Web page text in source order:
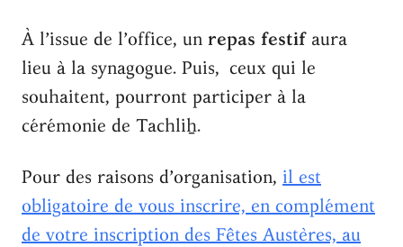
À l’issue de l’office, un repas festifaura
lieu à la synagogue. Puis, ceux qui le
souhaitent, pourront participer à la
cérémonie de Tachliẖ.
Pour des raisons d’organisation, il est
obligatoire de vous inscrire, en complément
de votre inscription des Fêtes Austères, au